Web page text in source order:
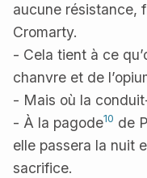
aucune résistance,
Cromarty.
- Cela tient à ce
chanvre et de
- Mais où la
- À la pagode10 de
elle passera la nuit
sacrifice.